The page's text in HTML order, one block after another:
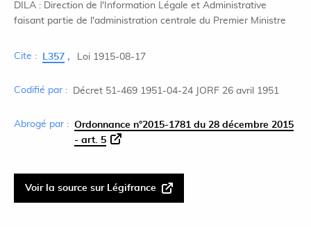
DILA : Direction de l'Information Légale et Administrative
faisant partie de l'administration centrale du Premier Ministre
Cite : L357 Loi 1915-08-17
Codifié par : Décret 51-469 1951-04-24 JORF 26 avril 1951
Abrogé par : Ordonnance n°2015-1781 du 28 décembre 2015
- art. 5
Voir la source sur Légifrance